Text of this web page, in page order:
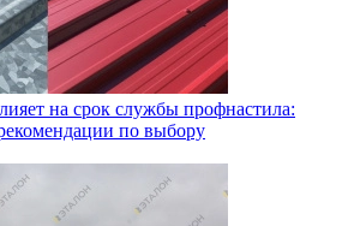
на срок службы профнастила:
по выбору